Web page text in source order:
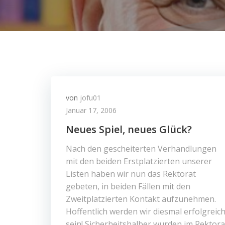
von jofu01
Januar 17, 2006
Neues Spiel, neues Glück?
Nach den gescheiterten Verhandlungen
mit den beiden Erstplatzierten unserer
Listen haben wir nun das Rektorat
gebeten, in beiden Fällen mit den
Zweitplatzierten Kontakt aufzunehmen.
Hoffentlich werden wir diesmal erfolgreich